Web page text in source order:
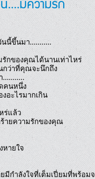
นนี้ขึ้นมา...........
กของคุณได้นานเท่าไหร่
กว่าที่คุณจะนึกถึง
คนหนึ่ง
อะไรมากเกิน
ร่แล้ว
ร้ายความรักของคุณ
ายใจ
มีกำลังใจที่เต็มเปี่ยมที่พร้อม